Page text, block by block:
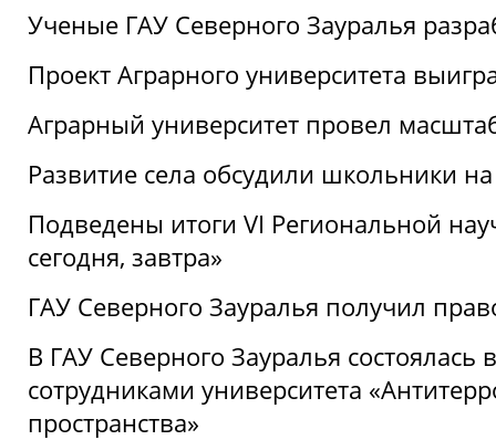
Ученые ГАУ Северного Зауралья
Проект Аграрного университета
Аграрный университет провел
Развитие села обсудили школьники
Подведены итоги VI Региональной
сегодня, завтра»
ГАУ Северного Зауралья получил
В ГАУ Северного Зауралья состоялась
сотрудниками университета
пространства»